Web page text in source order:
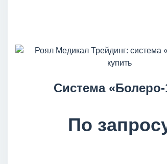
Система «Болеро-
По